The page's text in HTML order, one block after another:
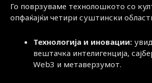
Го поврзуваме технолошкото со
опфаќајќи четири суштински
Технологија и иновации:
вештачка интелигенција,
Web3 и метаверзумот.